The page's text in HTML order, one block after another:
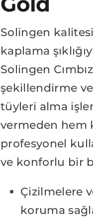
Solingen
kaplama
Solingen
şekillendirme
tüyleri alma
vermeden hem
profesyonel
ve konforlu bir
Çizilmelere
koruma